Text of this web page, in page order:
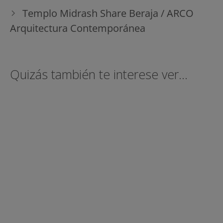
Templo Midrash Share Beraja / ARCO
Arquitectura Contemporánea
Quizás también te interese ver...